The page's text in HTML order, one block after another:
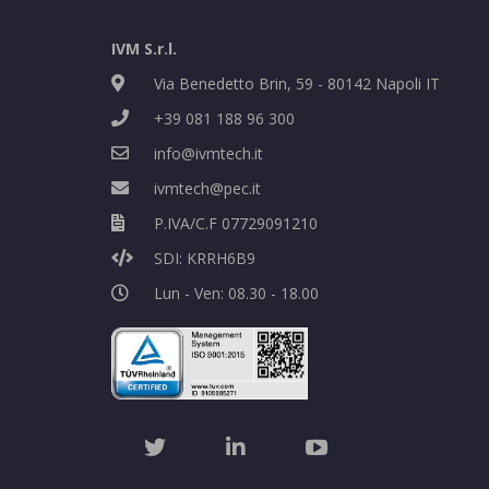
IVM S.r.l.
Via Benedetto Brin, 59 - 80142 Napoli IT
+39 081 188 96 300
info@ivmtech.it
ivmtech@pec.it
P.IVA/C.F 07729091210
SDI: KRRH6B9
Lun - Ven: 08.30 - 18.00